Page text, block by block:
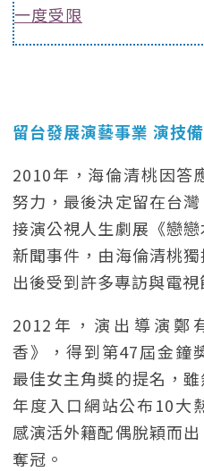
一度受限
留台發展演藝事業 演技
2010年，海倫清桃因答
努力，最後決定留在台
接演公視人生劇展《戀
新聞事件，由海倫清桃
出後受到許多專訪與電視
2012年，演出導演鄭
香》，得到第47屆金鐘
最佳女主角獎的提名，
年度入口網站公布10大
感演活外籍配偶脫穎而
奪冠。